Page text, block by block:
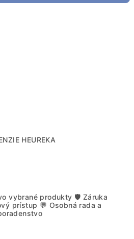
HEUREKA
vybrané produkty 🛡️ Záruka
prístup 💬 Osobná rada a